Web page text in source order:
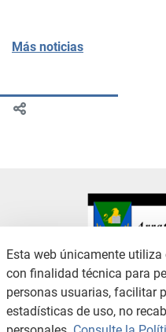
Más noticias
CONTACTO
CANAL DE DENUNCIAS
POLÍTICA DE COOKIES
Esta web únicamente
con finalidad técnica para
personas usuarias, facilitar
estadísticas de uso, no